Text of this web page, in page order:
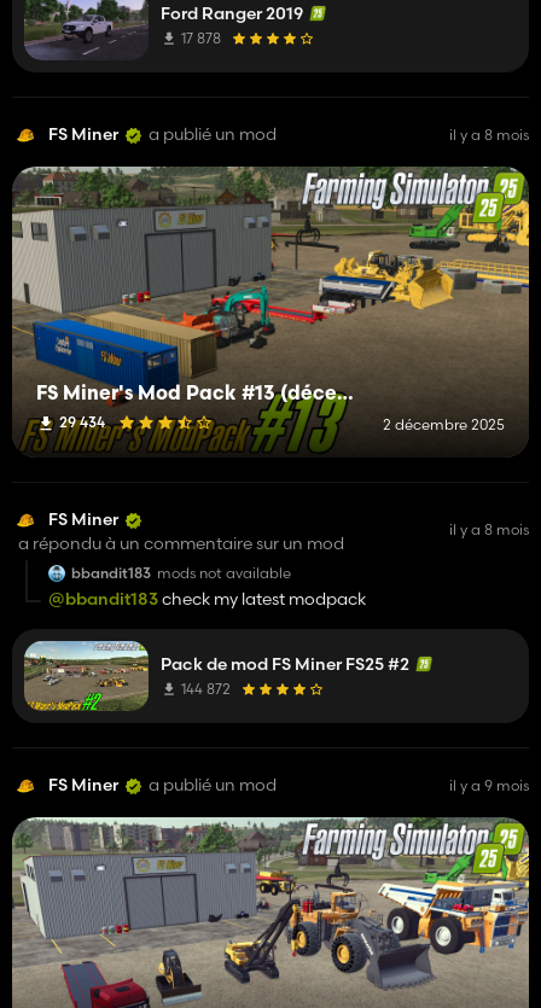
Ford Ranger 2019
17 878
FS Miner a publié un mod il y a 8 mois
FS Miner's Mod Pack #13 (décembre 2025)
29 434 2 décembre 2025
FS Miner
a répondu à un commentaire sur un mod
il y a 8 mois
bbandit183 mods not available
@bbandit183check my latest modpack
Pack de mod FS Miner FS25 #2
144 872
FS Miner a publié un mod il y a 9 mois